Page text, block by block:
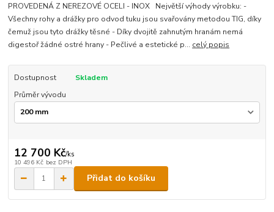
PROVEDENÁ Z NEREZOVÉ OCELI - INOX Největší výhody výrobku: -
Všechny rohy a drážky pro odvod tuku jsou svařovány metodou TIG, díky
čemuž jsou tyto drážky těsné - Díky dvojitě zahnutým hranám nemá
digestoř žádné ostré hrany - Pečlivé a estetické p... celý popis
Dostupnost
Skladem
Průměr vývodu
12 700 Kč/ks
10 496 Kč bez DPH
Přidat do košíku